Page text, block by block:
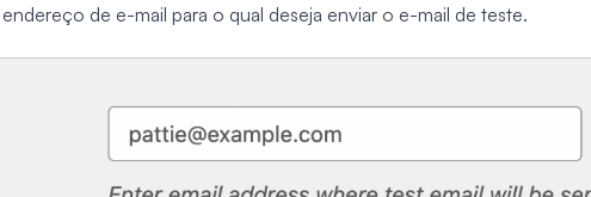
de e-mail para o qual deseja enviar o e-mail de teste.